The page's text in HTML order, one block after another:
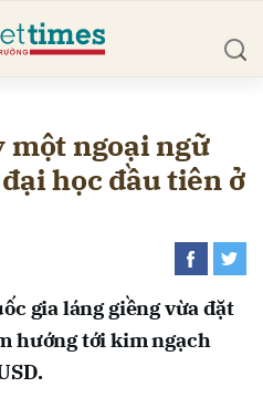
một ngoại ngữ
học đầu tiên ở
gia láng giềng vừa đặt
hướng tới kim ngạch